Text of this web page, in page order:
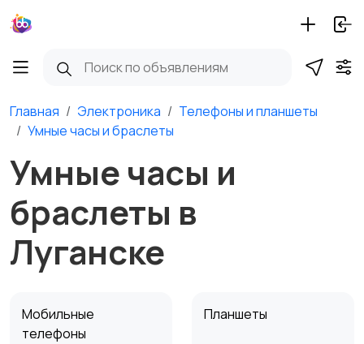
Главная Электроника
Телефоны и планшеты
Умные часы и браслеты
Умные часы и
браслеты в
Луганске
Мобильные
телефоны
Планшеты